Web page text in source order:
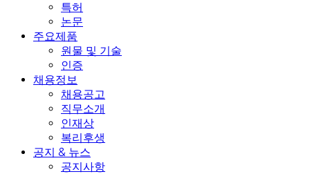
특허
논문
주요제품
원물 및 기술
인증
채용정보
채용공고
직무소개
인재상
복리후생
공지 & 뉴스
공지사항